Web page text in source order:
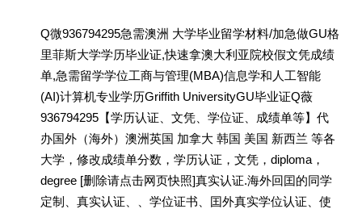
Q微936794295急需澳洲 大学毕业留学材料/加急做GU格
里菲斯大学学历毕业证,快速拿澳大利亚院校假文凭成绩
单,急需留学学位工商与管理(MBA)信息学和人工智能
(AI)计算机专业学历Griffith UniversityGU毕业证Q薇
936794295【学历认证、文凭、学位证、成绩单等】代
办国外（海外）澳洲英国 加拿大 韩国 美国 新西兰 等各
大学，修改成绩单分数，学历认证，文凭，diploma，
degree [删除请点击网页快照]真实认证.海外回囯的同学
定制、真实认证、、学位证书、囯外真实学位认证、使